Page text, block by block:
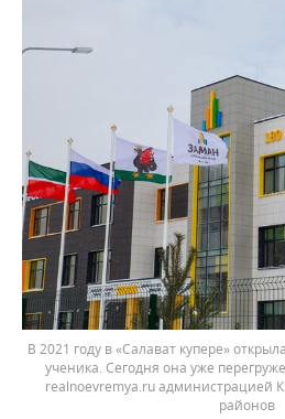
В 2021 году в «Салават купере»
ученика. Сегодня она уже
realnoevremya.ru администрацией
районов